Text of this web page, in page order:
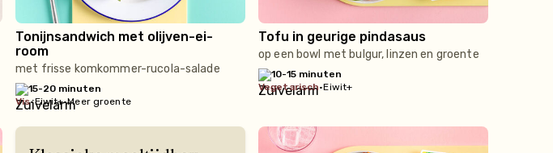
Tonijnsandwich met olijven-ei-
room
met frisse komkommer-rucola-salade
15-20 minuten
vis•Eiwit+•Meer groente
Tofu in geurige pindasaus
op een bowl met bulgur, linzen en groente
10-15 minuten
vegetarisch•Eiwit+